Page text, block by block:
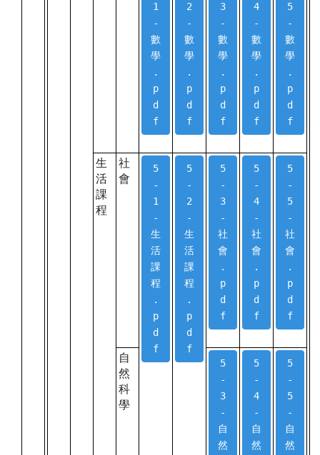
1
-
數
學
.
p
d
f
2
-
數
學
.
p
d
f
3
-
數
學
.
p
d
f
4
-
數
學
.
p
d
f
5
-
數
學
.
p
d
f
生
活
課
程
社
會
5
-
1
-
生
活
課
程
.
p
d
f
5
-
2
-
生
活
課
程
.
p
d
f
5
-
3
-
社
會
.
p
d
f
5
-
4
-
社
會
.
p
d
f
5
-
5
-
社
會
.
p
d
f
自
然
科
學
5
-
3
-
自
然
5
-
4
-
自
然
5
-
5
-
自
然